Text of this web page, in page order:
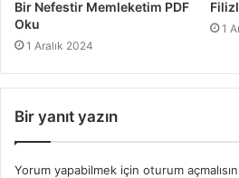
Bir Nefestir Memleketim PDF
Oku
1 Aralık 2024
1
Bir yanıt yazın
Yorum yapabilmek için oturum